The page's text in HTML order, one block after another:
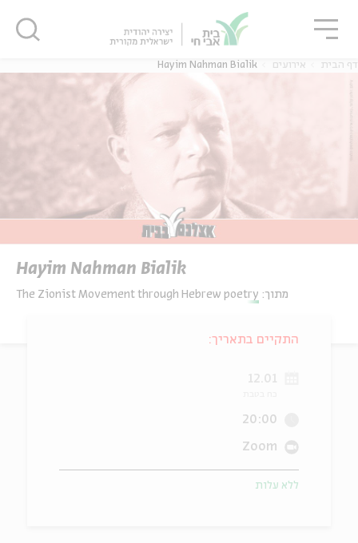
דף הבית אירועים Hayim Nahman Bialik
Hayim Nahman Bialik
מתוך: The Zionist Movement through Hebrew poetry
התקיים בתאריך:
12.01
20:00
Zoom
ללא עלות
סגור